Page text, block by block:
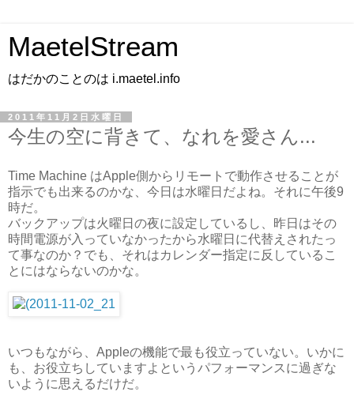
MaetelStream
はだかのことのは i.maetel.info
2011年11月2日水曜日
今生の空に背きて、なれを愛さん...
Time Machine はApple側からリモートで動作させることが
指示でも出来るのかな、今日は水曜日だよね。それに午後9
時だ。
バックアップは火曜日の夜に設定しているし、昨日はその
時間電源が入っていなかったから水曜日に代替えされたっ
て事なのか？でも、それはカレンダー指定に反しているこ
とにはならないのかな。
いつもながら、Appleの機能で最も役立っていない。いかに
も、お役立ちしていますよというパフォーマンスに過ぎな
いように思えるだけだ。